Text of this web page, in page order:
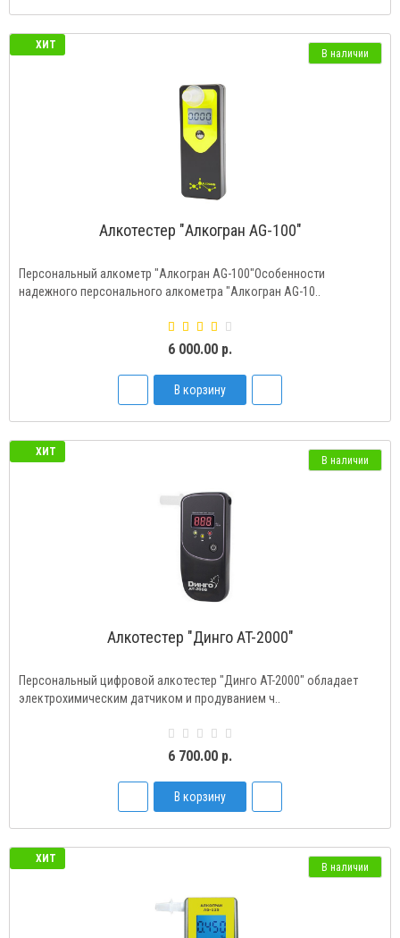
ХИТ
В наличии
Алкотестер "Алкогран AG-100"
Персональный алкометр "Алкогран AG-100"Особенности
надежного персонального алкометра "Алкогран AG-10..
6 000.00 р.
В корзину
ХИТ
В наличии
Алкотестер "Динго AT-2000"
Персональный цифровой алкотестер "Динго AT-2000" обладает
электрохимическим датчиком и продуванием ч..
6 700.00 р.
В корзину
ХИТ
В наличии